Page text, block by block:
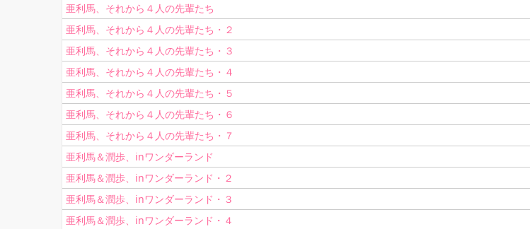
亜利馬、それから４人の先輩たち
亜利馬、それから４人の先輩たち・２
亜利馬、それから４人の先輩たち・３
亜利馬、それから４人の先輩たち・４
亜利馬、それから４人の先輩たち・５
亜利馬、それから４人の先輩たち・６
亜利馬、それから４人の先輩たち・７
亜利馬＆潤歩、inワンダーランド
亜利馬＆潤歩、inワンダーランド・２
亜利馬＆潤歩、inワンダーランド・３
亜利馬＆潤歩、inワンダーランド・４